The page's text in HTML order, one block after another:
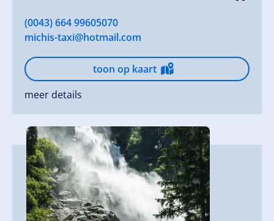
(0043) 664 99605070
michis-taxi@hotmail.com
toon op kaart
meer details